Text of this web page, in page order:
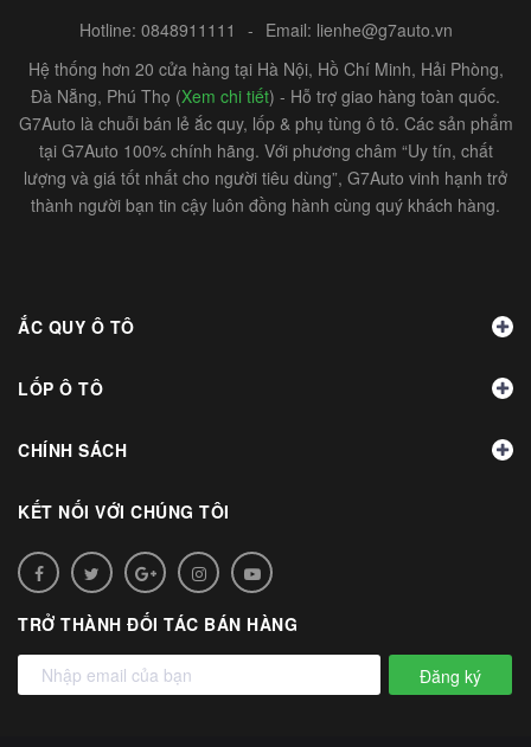
Hotline: 0848911111 - Email: lienhe@g7auto.vn
Hệ thống hơn 20 cửa hàng tại Hà Nội, Hồ Chí Minh, Hải Phòng,
Đà Nẵng, Phú Thọ (Xem chi tiết) - Hỗ trợ giao hàng toàn quốc.
G7Auto là chuỗi bán lẻ ắc quy, lốp & phụ tùng ô tô. Các sản phẩm
tại G7Auto 100% chính hãng. Với phương châm “Uy tín, chất
lượng và giá tốt nhất cho người tiêu dùng”, G7Auto vinh hạnh trở
thành người bạn tin cậy luôn đồng hành cùng quý khách hàng.
ẮC QUY Ô TÔ
LỐP Ô TÔ
CHÍNH SÁCH
KẾT NỐI VỚI CHÚNG TÔI
TRỞ THÀNH ĐỐI TÁC BÁN HÀNG
Đăng ký